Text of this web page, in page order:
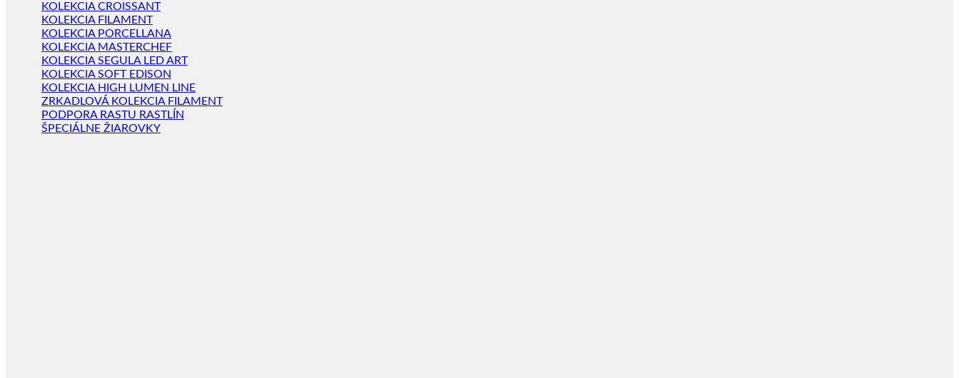
KOLEKCIA CROISSANT
KOLEKCIA FILAMENT
KOLEKCIA PORCELLANA
KOLEKCIA MASTERCHEF
KOLEKCIA SEGULA LED ART
KOLEKCIA SOFT EDISON
KOLEKCIA HIGH LUMEN LINE
ZRKADLOVÁ KOLEKCIA FILAMENT
PODPORA RASTU RASTLÍN
ŠPECIÁLNE ŽIAROVKY